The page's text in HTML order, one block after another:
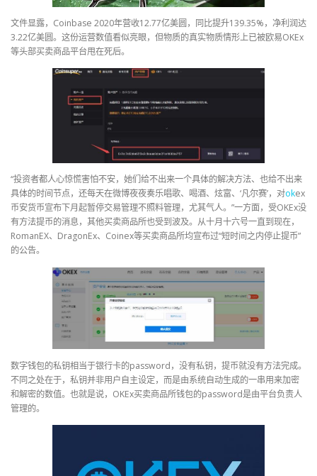
文件显露，Coinbase 2020年营收12.77亿美圆，同比提升139.35%，净利润达
3.22亿美圆。这份运营数值看似亮眼，但物质的真实物质情形上已被欧易OKEx
等头部买卖商品平台甩在死后。
“投资者都人心惊慌害怕不安，她们给不出来一个具体的解决方法、也给不出来
具体的时间节点，还每天在微博夜夜奏乐唱歌、喝酒、炫富、‘凡尔赛’，对okex
币安货币宣布下月起暂停交易管理不照料管理，尤其气人。”一方面，受OKEx没
有方法提币的消息，其他买卖商品所也受到波及。从十月十六号一直到现在，
RomanEX、DragonEx、Coinex等买卖商品所均宣布过“短时间之内停止提币”
的公告。
数字钱包的私钥相当于银行卡的password，没有私钥，提币就没有方法完成。
不同之处在于，私钥并非用户自主设定，而是由系统自动生成的一串用来加密
和解密的数值。也就是说，OKEx买卖商品所钱包的password是由平台负责人
管理的。